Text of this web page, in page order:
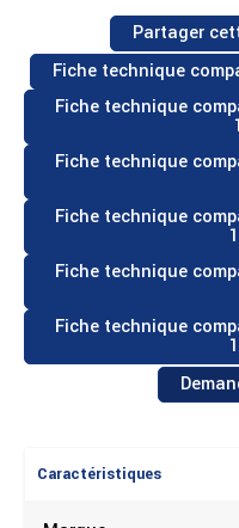
Partager
Fiche technique
Fiche technique
Fiche technique
Fiche technique
Fiche technique
Fiche technique
Caractéristiques